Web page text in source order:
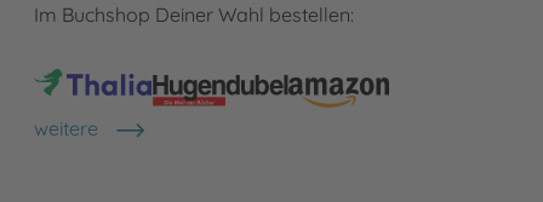
Im Buchshop Deiner Wahl bestellen:
weitere
Shops anzeigen